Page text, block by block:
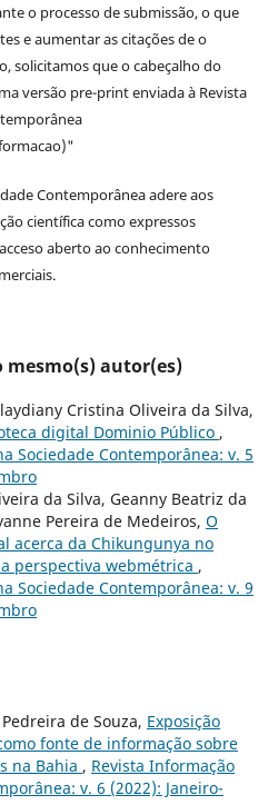
o processo de submissão, o que
e aumentar as citações de o
solicitamos que o cabeçalho do
versão pre-print enviada à Revista
Contemporânea adere aos
científica como expressos
aberto ao conhecimento
autor(es)
Cristina Oliveira da Silva,
digital Dominio Público ,
Sociedade Contemporânea: v. 5
da Silva, Geanny Beatriz da
Pereira de Medeiros, O
acerca da Chikungunya no
perspectiva webmétrica ,
Sociedade Contemporânea: v. 9
de Souza, Exposição
fonte de informação sobre
na Bahia , Revista Informação
v. 6 (2022): Janeiro-